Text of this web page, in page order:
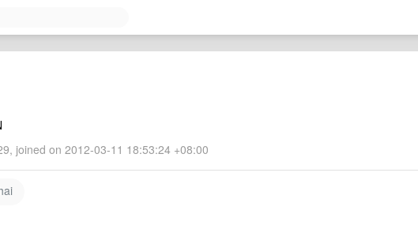
joined on 2012-03-11 18:53:24 +08:00